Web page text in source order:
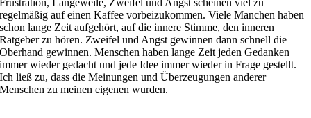
Frustration, Langeweile, Zweifel und Angst scheinen viel zu
regelmäßig auf einen Kaffee vorbeizukommen. Viele Manchen haben
schon lange Zeit aufgehört, auf die innere Stimme, den inneren
Ratgeber zu hören. Zweifel und Angst gewinnen dann schnell die
Oberhand gewinnen. Menschen haben lange Zeit jeden Gedanken
immer wieder gedacht und jede Idee immer wieder in Frage gestellt.
Ich ließ zu, dass die Meinungen und Überzeugungen anderer
Menschen zu meinen eigenen wurden.